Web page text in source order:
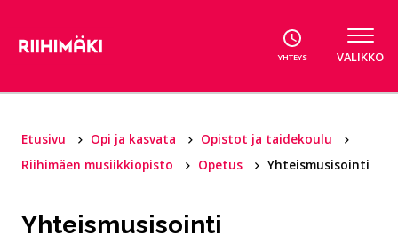
YHTEYS VALIKKO
Etusivu Opi ja kasvata
Opistot ja taidekoulu
Riihimäen musiikkiopisto
Opetus Yhteismusisointi
Yhteismusisointi